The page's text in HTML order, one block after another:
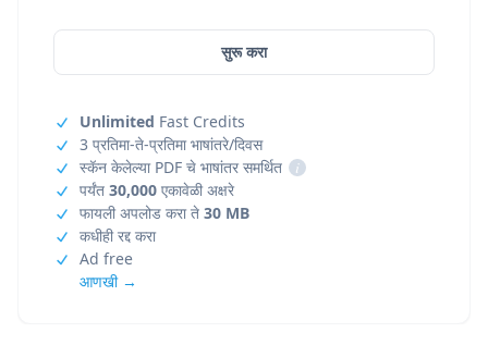
सुरू करा
Unlimited Fast Credits
3 प्रतिमा-ते-प्रतिमा भाषांतरे/दिवस
स्कॅन केलेल्या PDF चे भाषांतर समर्थित
i
पर्यंत 30,000 एकावेळी अक्षरे
फायली अपलोड करा ते 30 MB
कधीही रद्द करा
Ad free
आणखी →